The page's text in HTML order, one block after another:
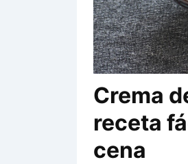
Crema
receta
cena